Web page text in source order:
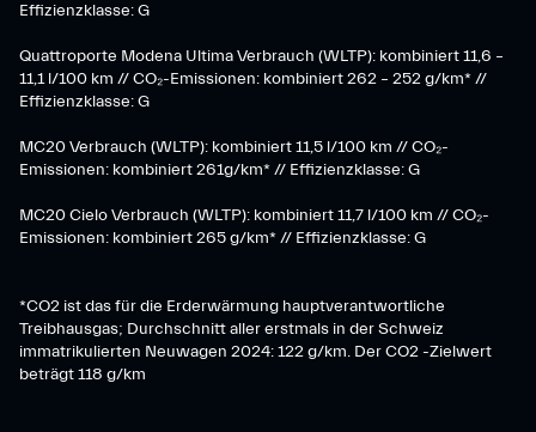
Effizienzklasse: G
Quattroporte Modena Ultima Verbrauch (WLTP): kombiniert 11,6 –
11,1 l/100 km // CO₂-Emissionen: kombiniert 262 – 252 g/km* //
Effizienzklasse: G
MC20 Verbrauch (WLTP): kombiniert 11,5 l/100 km // CO₂-
Emissionen: kombiniert 261g/km* // Effizienzklasse: G
MC20 Cielo Verbrauch (WLTP): kombiniert 11,7 l/100 km // CO₂-
Emissionen: kombiniert 265 g/km* // Effizienzklasse: G
*CO2 ist das für die Erderwärmung hauptverantwortliche
Treibhausgas; Durchschnitt aller erstmals in der Schweiz
immatrikulierten Neuwagen 2024: 122 g/km. Der CO2 -Zielwert
beträgt 118 g/km